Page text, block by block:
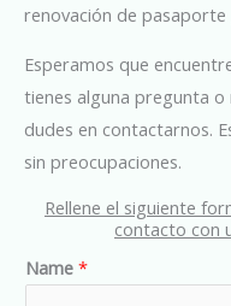
renovación de
Esperamos que
tienes alguna pregunta o
dudes en contactarnos.
sin preocupaciones.
Rellene el siguiente
contacto con
Name *